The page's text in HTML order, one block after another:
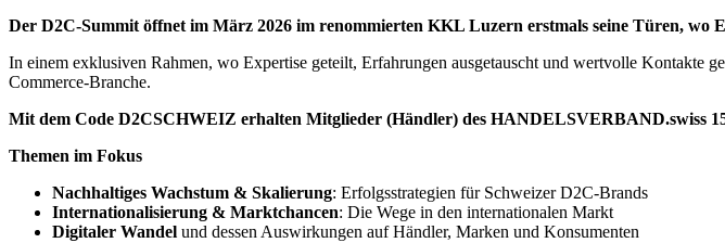
Der D2C-Summit öffnet im März 2026 im renommierten KKL Luzern erstmals seine Türen, wo
In einem exklusiven Rahmen, wo Expertise geteilt, Erfahrungen ausgetauscht und wertvolle
Commerce-Branche.
Mit dem Code D2CSCHWEIZ erhalten Mitglieder (Händler) des HANDELSVERBAND.swiss
Themen im Fokus
Nachhaltiges Wachstum & Skalierung: Erfolgsstrategien für Schweizer D2C-Brands
Internationalisierung & Marktchancen: Die Wege in den internationalen Markt
Digitaler Wandel und dessen Auswirkungen auf Händler, Marken und Konsumenten